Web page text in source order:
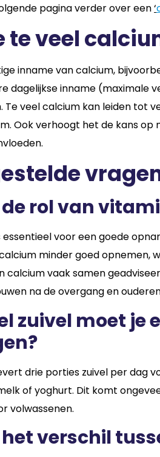
pagina verder over een‘
te veel
inname van calcium,
dagelijkse inname (maximale
Te veel calcium kan leiden tot
Ook verhoogt het de kans
rol van
essentieel voor een goede
minder goed opnemen,
calcium vaak samen
na de overgang en
zuivel moet
drie porties zuivel per dag
of yoghurt. Dit komt
volwassenen.
verschil